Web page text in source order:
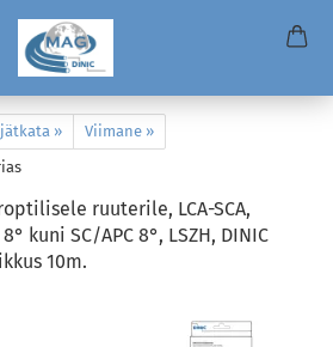
jätkata »
Viimane »
ruuterile, LCA-SCA,
kuni SC/APC 8°, LSZH, DINIC
10m.